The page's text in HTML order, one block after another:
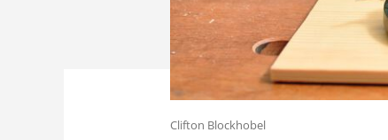
Clifton Blockhobel